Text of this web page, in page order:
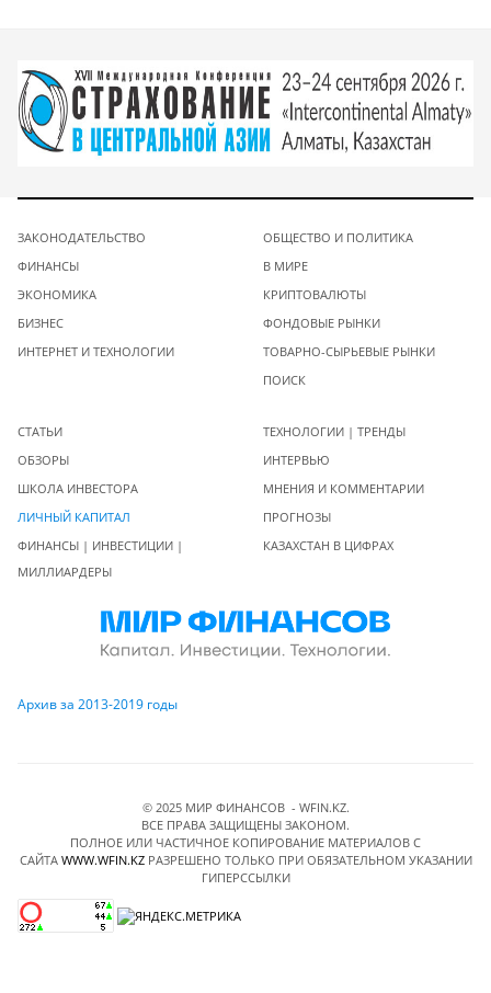
ЗАКОНОДАТЕЛЬСТВО
ФИНАНСЫ
ЭКОНОМИКА
БИЗНЕС
ИНТЕРНЕТ И ТЕХНОЛОГИИ
ОБЩЕСТВО И ПОЛИТИКА
В МИРЕ
КРИПТОВАЛЮТЫ
ФОНДОВЫЕ РЫНКИ
ТОВАРНО-СЫРЬЕВЫЕ РЫНКИ
ПОИСК
СТАТЬИ
ОБЗОРЫ
ШКОЛА ИНВЕСТОРА
ЛИЧНЫЙ КАПИТАЛ
ФИНАНСЫ | ИНВЕСТИЦИИ |
МИЛЛИАРДЕРЫ
ТЕХНОЛОГИИ | ТРЕНДЫ
ИНТЕРВЬЮ
МНЕНИЯ И КОММЕНТАРИИ
ПРОГНОЗЫ
КАЗАХСТАН В ЦИФРАХ
Архив за 2013-2019 годы
© 2025 МИР ФИНАНСОВ - WFIN.KZ.
ВСЕ ПРАВА ЗАЩИЩЕНЫ ЗАКОНОМ.
ПОЛНОЕ ИЛИ ЧАСТИЧНОЕ КОПИРОВАНИЕ МАТЕРИАЛОВ C
САЙТА WWW.WFIN.KZРАЗРЕШЕНО ТОЛЬКО ПРИ ОБЯЗАТЕЛЬНОМ УКАЗАНИИ
ГИПЕРССЫЛКИ